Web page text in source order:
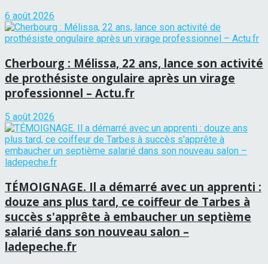
6 août 2026
Cherbourg : Mélissa, 22 ans, lance son activité
de prothésiste ongulaire après un virage
professionnel – Actu.fr
5 août 2026
TÉMOIGNAGE. Il a démarré avec un apprenti :
douze ans plus tard, ce coiffeur de Tarbes à
succès s'apprête à embaucher un septième
salarié dans son nouveau salon –
ladepeche.fr